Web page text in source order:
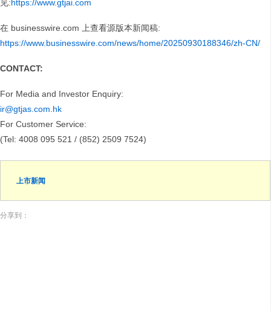
见:https://www.gtjai.com
在 businesswire.com 上查看源版本新闻稿:
https://www.businesswire.com/news/home/20250930188346/zh-CN/
CONTACT:
For Media and Investor Enquiry:
ir@gtjas.com.hk
For Customer Service:
(Tel: 4008 095 521 / (852) 2509 7524)
上市新闻
分享到：